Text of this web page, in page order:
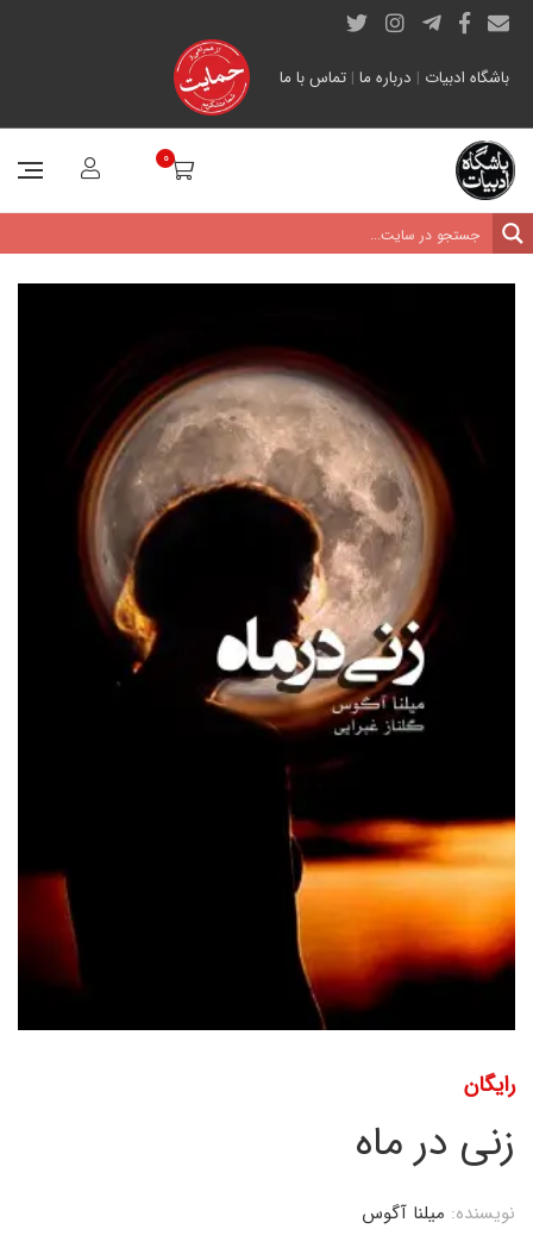
باشگاه ادبیات | درباره ما | تماس با ما
0
رایگان
زنی در ماه
نویسنده: میلنا آگوس